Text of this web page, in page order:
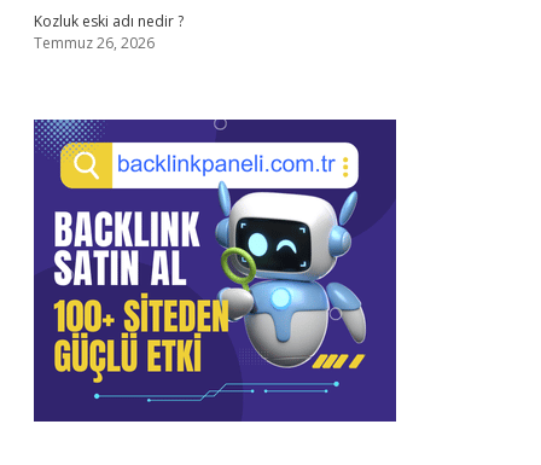
Kozluk eski adı nedir ?
Temmuz 26, 2026